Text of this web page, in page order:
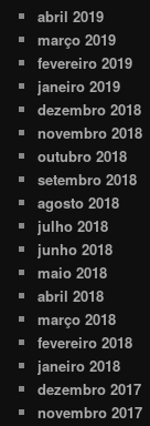
abril 2019
março 2019
fevereiro 2019
janeiro 2019
dezembro 2018
novembro 2018
outubro 2018
setembro 2018
agosto 2018
julho 2018
junho 2018
maio 2018
abril 2018
março 2018
fevereiro 2018
janeiro 2018
dezembro 2017
novembro 2017